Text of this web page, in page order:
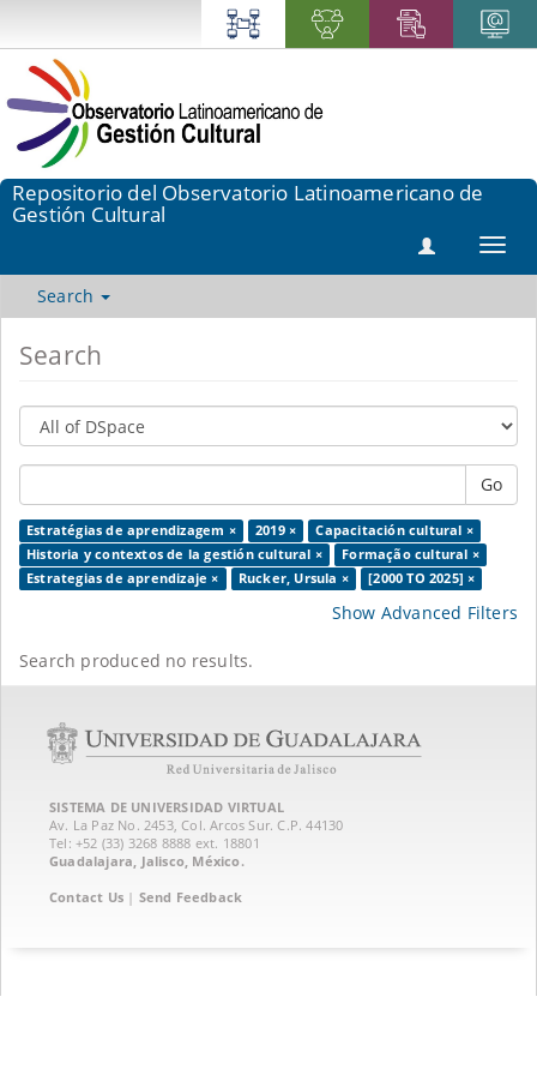
Repositorio del Observatorio Latinoamericano de
Gestión Cultural
Search
Search
Go
Estratégias de aprendizagem × 2019 ×
Capacitación cultural ×
Historia y contextos de la gestión cultural ×
Formação cultural ×
Estrategias de aprendizaje ×
Rucker, Ursula × [2000 TO 2025] ×
Show Advanced Filters
Search produced no results.
SISTEMA DE UNIVERSIDAD VIRTUAL
Av. La Paz No. 2453, Col. Arcos Sur. C.P. 44130
Tel: +52 (33) 3268 8888‏ ext. 18801
Guadalajara, Jalisco, México.
Contact Us | Send Feedback